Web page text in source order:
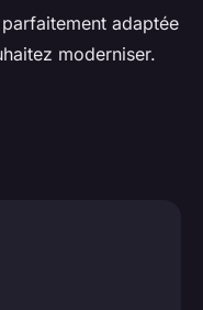
adaptée
moderniser.